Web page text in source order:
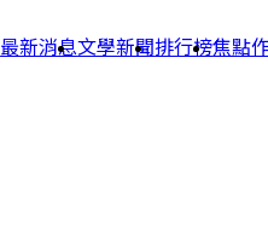
最新消息文學新聞排行榜焦點